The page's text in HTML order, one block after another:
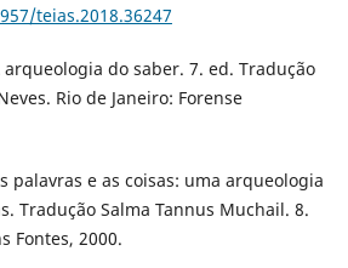
teias.2018.36247
arqueologia do saber. 7. ed. Tradução
Rio de Janeiro: Forense
palavras e as coisas: uma arqueologia
Tradução Salma Tannus Muchail. 8.
Fontes, 2000.